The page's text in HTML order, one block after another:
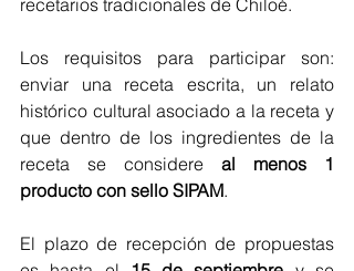
Los requisitos para participar son:
enviar una receta escrita, un relato
histórico cultural asociado a la receta y
que dentro de los ingredientes de la
receta se considere al menos 1
producto con sello SIPAM.
El plazo de recepción de propuestas